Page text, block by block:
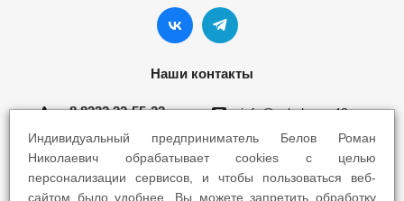
Наши контакты
8 8332 22-55-22 info@yokohama43.ru
Киров, ул. Ломоносова 5Б
Киров, ул. Профсоюзная 7А
Индивидуальный предприниматель Белов Роман
Николаевич обрабатывает cookies с целью
персонализации сервисов, и чтобы пользоваться веб-
сайтом было удобнее. Вы можете запретить обработку